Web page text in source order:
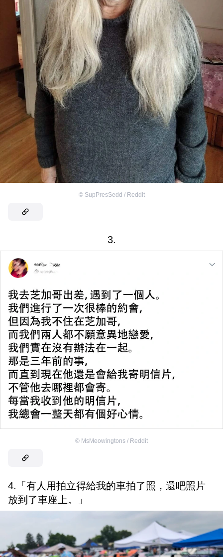
© SupPresSedd / Reddit
3.
© MsMeowingtons / Reddit
4.「有人用拍立得給我的車拍了照，還吧照片
放到了車座上。」